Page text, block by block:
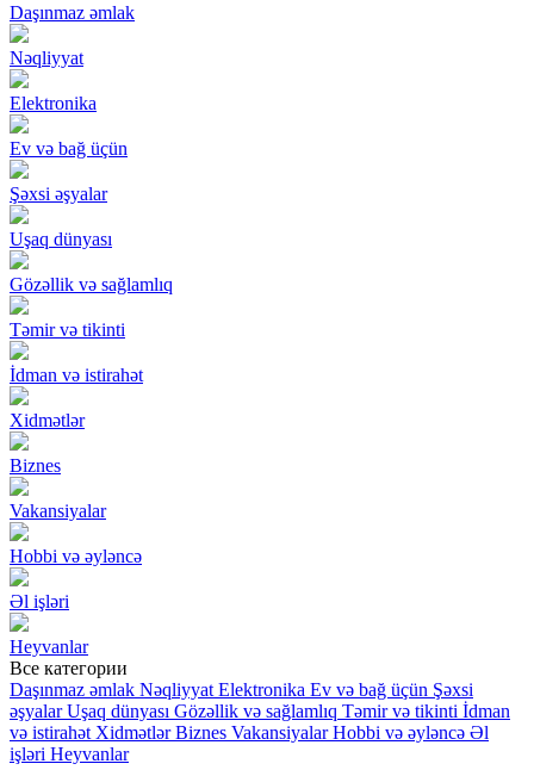
Daşınmaz əmlak
Nəqliyyat
Elektronika
Ev və bağ üçün
Şəxsi əşyalar
Uşaq dünyası
Gözəllik və sağlamlıq
Təmir və tikinti
İdman və istirahət
Xidmətlər
Biznes
Vakansiyalar
Hobbi və əyləncə
Əl işləri
Heyvanlar
Все категории
Daşınmaz əmlak Nəqliyyat Elektronika Ev və bağ üçün Şəxsi
əşyalar Uşaq dünyası Gözəllik və sağlamlıq Təmir və tikinti İdman
və istirahət Xidmətlər Biznes Vakansiyalar Hobbi və əyləncə Əl
işləri Heyvanlar